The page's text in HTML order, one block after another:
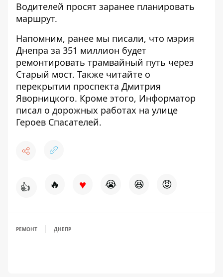
Водителей просят заранее планировать
маршрут.
Напомним, ранее мы писали, что мэрия
Днепра за 351 миллион будет
ремонтировать трамвайный путь через
Старый мост. Также читайте о
перекрытии проспекта Дмитрия
Яворницкого. Кроме этого, Информатор
писал о дорожных работах на улице
Героев Спасателей.
👍 🔥 ♥ 😭 😆 😡
РЕМОНТ ДНЕПР